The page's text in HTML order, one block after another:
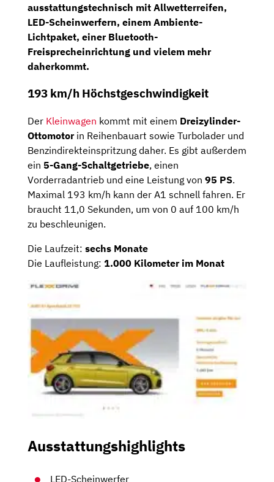
ausstattungstechnisch mit Allwetterreifen,
LED-Scheinwerfern, einem Ambiente-
Lichtpaket, einer Bluetooth-
Freisprecheinrichtung und vielem mehr
daherkommt.
193 km/h Höchstgeschwindigkeit
Der Kleinwagen kommt mit einem Dreizylinder-
Ottomotorin Reihenbauart sowie Turbolader und
Benzindirekteinspritzung daher. Es gibt außerdem
ein 5-Gang-Schaltgetriebe, einen
Vorderradantrieb und eine Leistung von 95 PS.
Maximal 193 km/h kann der A1 schnell fahren. Er
braucht 11,0 Sekunden, um von 0 auf 100 km/h
zu beschleunigen.
Die Laufzeit: sechs Monate
Die Laufleistung: 1.000 Kilometer im Monat
Ausstattungshighlights
LED-Scheinwerfer